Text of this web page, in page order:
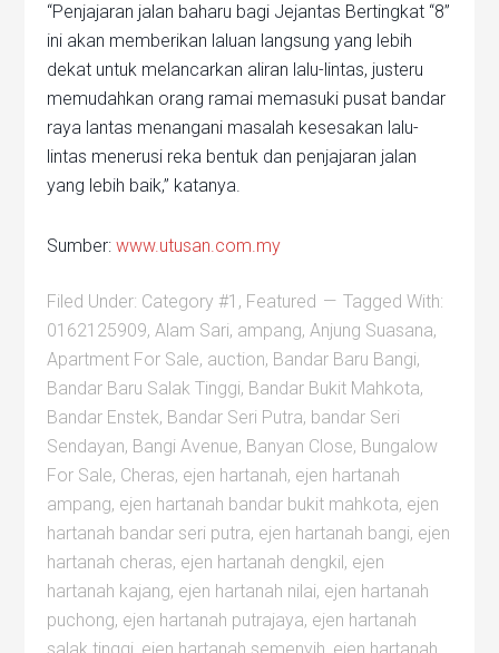
“Penjajaran jalan baharu bagi Jejantas Bertingkat “8”
ini akan memberikan laluan langsung yang lebih
dekat untuk melancarkan aliran lalu-lintas, justeru
memudahkan orang ramai memasuki pusat bandar
raya lantas menangani masalah kesesakan lalu-
lintas menerusi reka bentuk dan penjajaran jalan
yang lebih baik,” katanya.
Sumber:www.utusan.com.my
Filed Under: Category #1 , Featured
Tagged With:
0162125909,Alam Sari, ampang,Anjung Suasana,
Apartment For Sale, auction, Bandar Baru Bangi,
Bandar Baru Salak Tinggi, Bandar Bukit Mahkota,
Bandar Enstek, Bandar Seri Putra, bandar Seri
Sendayan, Bangi Avenue, Banyan Close, Bungalow
For Sale, Cheras, ejen hartanah, ejen hartanah
ampang, ejen hartanah bandar bukit mahkota, ejen
hartanah bandar seri putra, ejen hartanah bangi, ejen
hartanah cheras, ejen hartanah dengkil, ejen
hartanah kajang, ejen hartanah nilai, ejen hartanah
puchong, ejen hartanah putrajaya, ejen hartanah